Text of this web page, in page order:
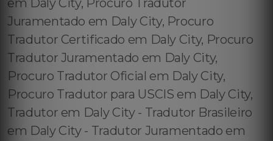
em Daly City, Procuro Tradutor
Juramentado em Daly City, Procuro
Tradutor Certificado em Daly City, Procuro
Tradutor Juramentado em Daly City,
Procuro Tradutor Oficial em Daly City,
Procuro Tradutor para USCIS em Daly City,
Tradutor em Daly City - Tradutor Brasileiro
em Daly City - Tradutor Juramentado em